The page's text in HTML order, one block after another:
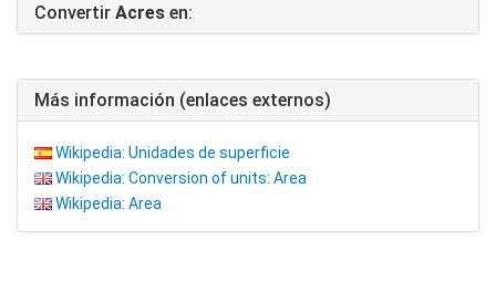
Convertir Acres en:
Más información (enlaces externos)
Wikipedia: Unidades de superficie
Wikipedia: Conversion of units: Area
Wikipedia: Area